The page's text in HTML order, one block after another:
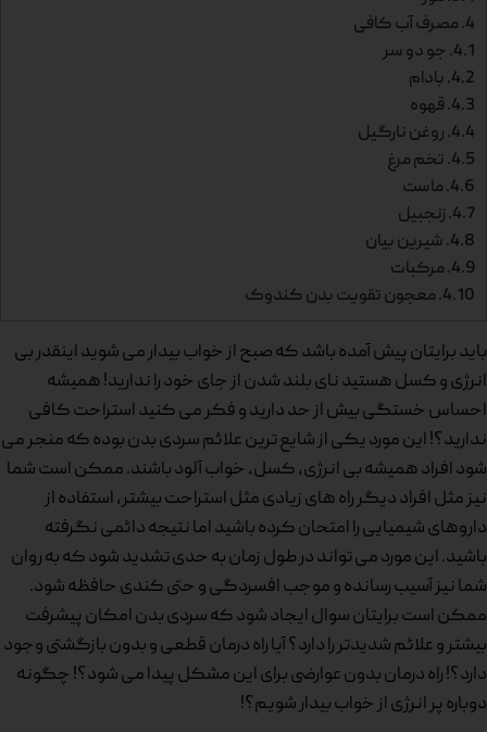
4. مصرف آب کافی
4.1. جو دو سر
4.2. بادام
4.3. قهوه
4.4. روغن نارگیل
4.5. تخم مرغ
4.6. ماست
4.7. زنجبیل
4.8. شیرین بیان
4.9. مرکبات
4.10. معجون تقویت بدن کندوک
باید برایتان پیش آمده باشد که صبح از خواب بیدار می شوید اینقدر بی
انرژی و کسل هستید نای بلند شدن از جای خود را ندارید! همیشه
احساس خستگی بیش از حد دارید و فکر می کنید استراحت کافی
ندارید؟! این مورد یکی از شایع ترین علائم سردی بدن بوده که منجر می
شود افراد همیشه بی انرژی، کسل، خواب آلود باشند. ممکن است شما
نیز مثل افراد دیگر راه های زیادی مثل استراحت بیشتر، استفاده از
داروهای شیمیایی را امتحان کرده باشید اما نتیجه دائمی نگرفته
باشید. این مورد می تواند در طول زمان به حدی تشدید شود که به روان
شما نیز آسیب رسانده و موجب افسردگی و حتی کندی حافظه شود.
ممکن است برایتان سوال ایجاد شود که سردی بدن امکان پیشرفت
بیشتر و علائم شدیدتر را دارد؟ آیا راه درمان قطعی و بدون بازگشتی وجود
دارد؟! راه درمان بدون عوارضی برای این مشکل پیدا می شود؟! چگونه
دوباره پر انرژی از خواب بیدار شویم؟!